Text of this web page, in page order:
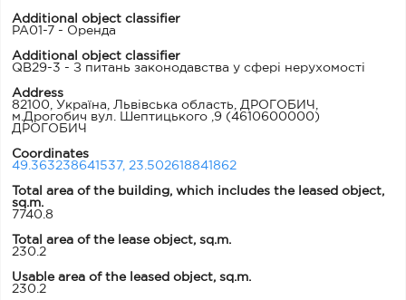
Additional object classifier
PA01-7 - Оренда
Additional object classifier
QB29-3 - З питань законодавства у сфері нерухомості
Address
82100, Україна, Львівська область, ДРОГОБИЧ,
м.Дрогобич вул. Шептицького ,9 (4610600000)
ДРОГОБИЧ
Coordinates
49.363238641537, 23.502618841862
Total area of ​​the building, which includes the leased object,
sq.m.
7740.8
Total area of the lease object, sq.m.
230.2
Usable area of ​​the leased object, sq.m.
230.2